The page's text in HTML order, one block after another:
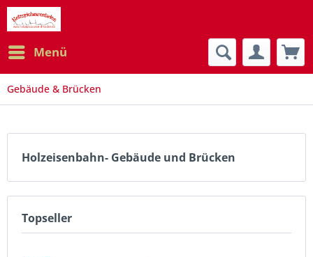
Menü
Gebäude & Brücken
Holzeisenbahn- Gebäude und Brücken
Topseller